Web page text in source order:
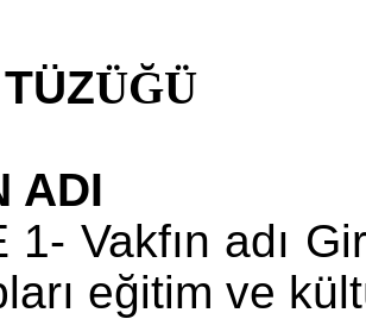
Oldu
Mete YARAR
ÜĞÜ
ADI
1- Vakfın adı
eğitim ve